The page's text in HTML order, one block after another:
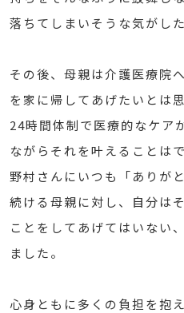
落ちてしまいそうな気がし
その後、母親は介護医療院
を家に帰してあげたいとは
24時間体制で医療的なケア
ながらそれを叶えることは
野村さんにいつも「ありが
続ける母親に対し、自分は
ことをしてあげてはいない
ました。
心身ともに多くの負担を抱